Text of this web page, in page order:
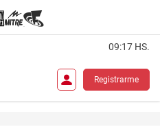
09:17 HS.
Registrarme